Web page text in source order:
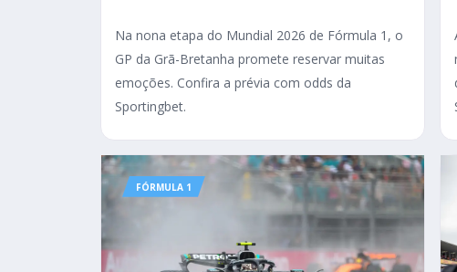
Na nona etapa do Mundial 2026 de Fórmula 1, o
GP da Grã-Bretanha promete reservar muitas
emoções. Confira a prévia com odds da
Sportingbet.
FÓRMULA 1